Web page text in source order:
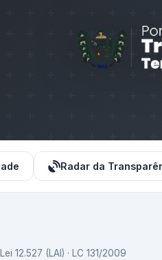
Radar da
12.527 (LAI) · LC 131/2009